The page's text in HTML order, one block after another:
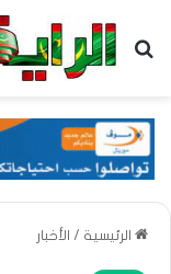
بحث عن
الرئيسية / الأخبار